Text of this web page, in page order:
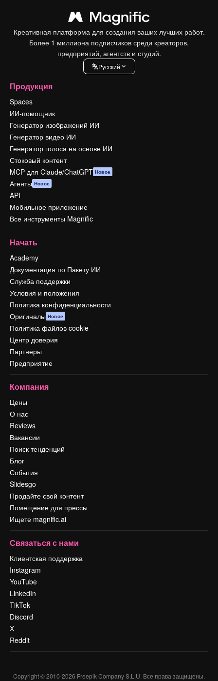
Креативная платформа для создания ваших лучших работ.
Более 1 миллиона подписчиков среди креаторов,
предприятий, агентств и студий.
Pусский
Продукция
Spaces
ИИ-помощник
Генератор изображений ИИ
Генератор видео ИИ
Генератор голоса на основе ИИ
Стоковый контент
MCP для Claude/ChatGPT Новое
Агенты Новое
API
Мобильное приложение
Все инструменты Magnific
Начать
Academy
Документация по Пакету ИИ
Служба поддержки
Условия и положения
Политика конфиденциальности
Оригиналы Новое
Политика файлов cookie
Центр доверия
Партнеры
Предприятие
Компания
Цены
О нас
Reviews
Вакансии
Поиск тенденций
Блог
События
Slidesgo
Продайте свой контент
Помещение для прессы
Ищете magnific.ai
Связаться с нами
Клиентская поддержка
Instagram
YouTube
LinkedIn
TikTok
Discord
X
Reddit
Copyright © 2010-2026 Freepik Company S.L.U. Все права защищены.